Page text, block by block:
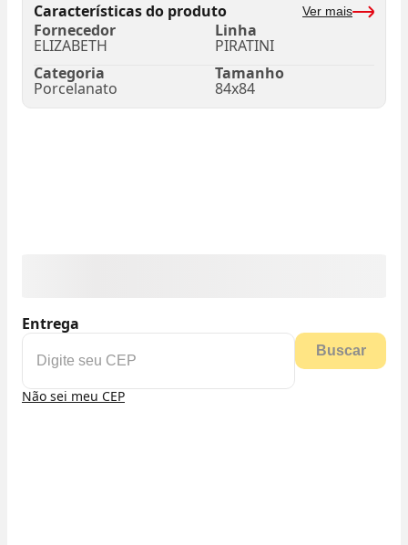
Características do produto Ver mais
Fornecedor
ELIZABETH
Linha
PIRATINI
Categoria
Porcelanato
Tamanho
84x84
Entrega
Buscar
Não sei meu CEP